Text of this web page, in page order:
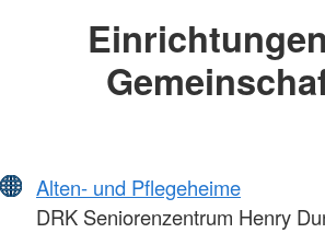
Alten- und Pflegeheime
DRK Seniorenzentrum Henry